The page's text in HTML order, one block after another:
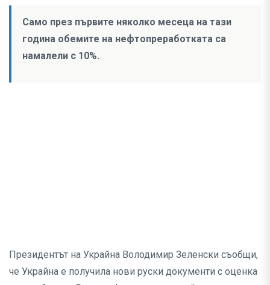
Само през първите няколко месеца на тази
година обемите на нефтопреработката са
намалели с 10%.
Президентът на Украйна Володимир Зеленски съобщи,
че Украйна е получила нови руски документи с оценка